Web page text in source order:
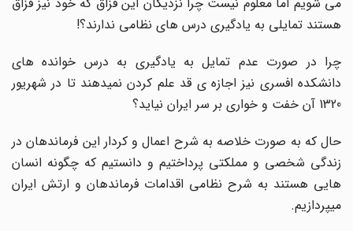
هستند تمایلی به یادگیری درس های نظامی ندارند؟!
چرا در صورت عدم تمایل به یادگیری به درس خوانده های
دانشکده افسری نیز اجازه ی قد علم کردن نمیدهند تا در شهریور
1320 آن خفت و خواری بر سر ایران نیاید؟
حال که به صورت خلاصه به شرح اعمال و کردار این فرماندهان در
زندگی شخصی و مملکتی پرداختیم و دانستیم که چگونه انسان
هایی هستند به شرح نظامی اقدامات فرماندهان و ارتش ایران
میپردازیم.